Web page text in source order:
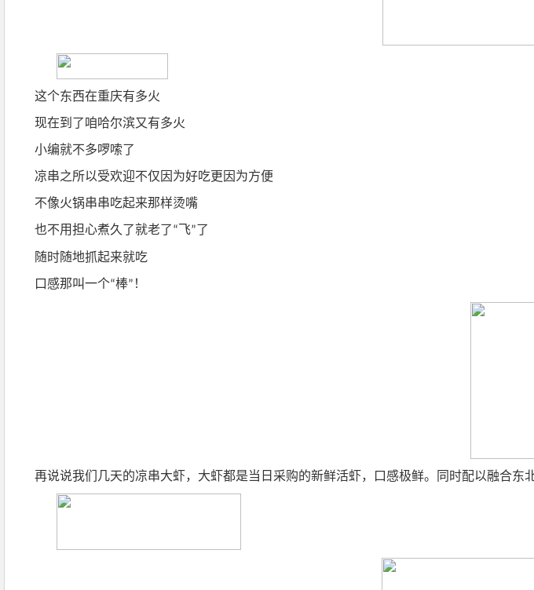
这个东西在重庆有多火
现在到了咱哈尔滨又有多火
小编就不多啰嗦了
凉串之所以受欢迎不仅因为好吃更因为方便
不像火锅串串吃起来那样烫嘴
也不用担心煮久了就老了“飞”了
随时随地抓起来就吃
口感那叫一个“棒” ！
再说说我们几天的凉串大虾，大虾都是当日采购的新鲜活虾，口感极鲜。同时配以融合东